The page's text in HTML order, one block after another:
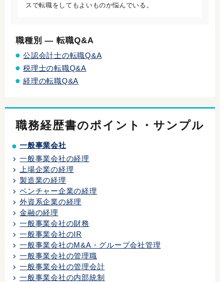
スで転職をしてもよいものか悩んでいる。
職種別 ― 転職Q&A
公認会計士の転職Q&A
税理士の転職Q&A
経理の転職Q&A
職務経歴書のポイント・サンプル
一般事業会社
一般事業会社の経理
上場企業の経理
製造業の経理
ベンチャー企業の経理
外資系企業の経理
金融の経理
一般事業会社の財務
一般事業会社のIR
一般事業会社のM&A・グループ会社管理
一般事業会社の管理職
一般事業会社の管理会計
一般事業会社の内部統制